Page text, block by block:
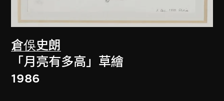
倉俁史朗
「月亮有多高」草繪
1986